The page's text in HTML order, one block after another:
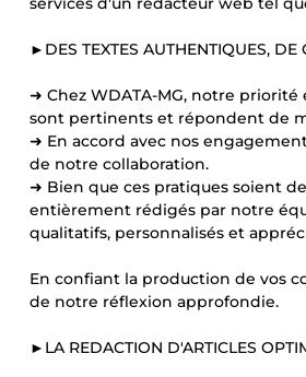
►DES TEXTES AUTHENTIQUES, DE
➜ Chez WDATA-MG, notre
sont pertinents et répondent de
➜ En accord avec nos
de notre collaboration.
➜ Bien que ces pratiques soient
entièrement rédigés par notre
qualitatifs, personnalisés et
En confiant la production de vos
de notre réflexion approfondie.
►LA REDACTION D'ARTICLES